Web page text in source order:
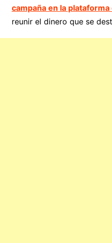
campaña en la plataforma
reunir el dinero que se